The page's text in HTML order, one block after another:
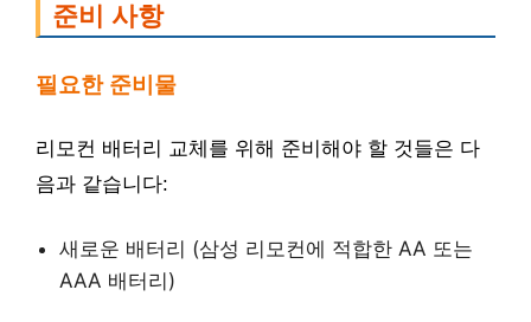
준비 사항
필요한 준비물
리모컨 배터리 교체를 위해 준비해야 할 것들은 다
음과 같습니다:
새로운 배터리 (삼성 리모컨에 적합한 AA 또는
AAA 배터리)